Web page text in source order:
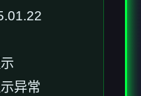
异常